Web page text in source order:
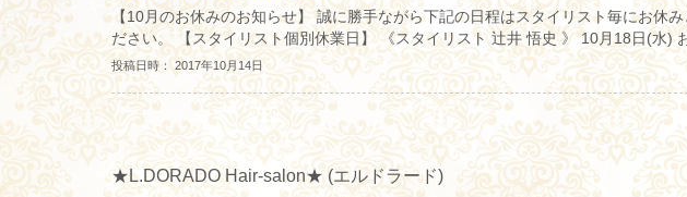
【10月のお休みのお知らせ】 誠に勝手ながら下記の日程はスタイリスト毎にお休
ださい。 【スタイリスト個別休業日】 《スタイリスト 辻井 悟史 》 10月18日(水)
投稿日時： 2017年10月14日
★L.DORADO Hair-salon★ (エルドラード)